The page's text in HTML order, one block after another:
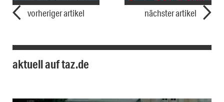
vorheriger artikel nächster artikel
aktuell auf taz.de